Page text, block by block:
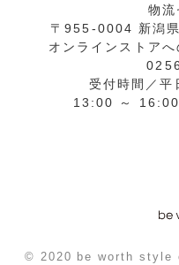
物
〒955-0004 新潟
オンラインストアへ
受付時間／
13:00 ～ 16:00
© 2020 be worth